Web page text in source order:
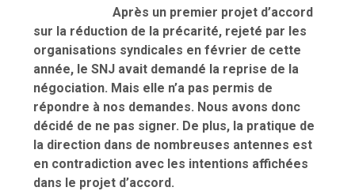
Après un premier projet d’accord
sur la réduction de la précarité, rejeté par les
organisations syndicales en février de cette
année, le SNJ avait demandé la reprise de la
négociation. Mais elle n’a pas permis de
répondre à nos demandes. Nous avons donc
décidé de ne pas signer. De plus, la pratique de
la direction dans de nombreuses antennes est
en contradiction avec les intentions affichées
dans le projet d’accord.